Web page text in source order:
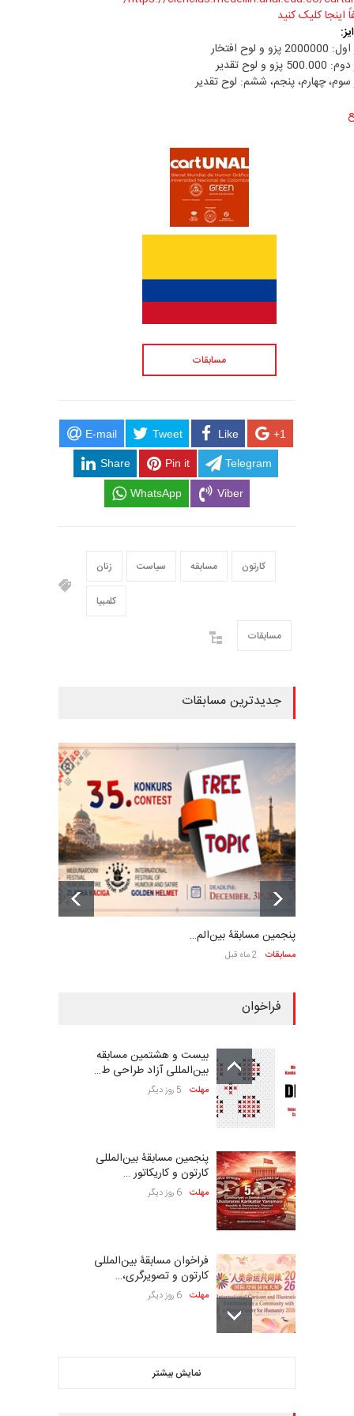
اینجا کلیک کنید
پزو و لوح افتخار
پزو و لوح تقدیر
سوم، چهارم، پنجم، ششم: لوح تقدیر
مسابقات
E-mail Tweet Like +1
Share Pin it Telegram
WhatsApp Viber
زنان سیاست مسابقه کارتون
کلمبیا
مسابقات
جدیدترین مسابقات
پنجمین مسابقۀ بین‌الم…
مسابقات 2 ماه قبل
فراخوان
بیست و هشتمین مسابقه
بین‌المللی آزاد طراحی ط…
مهلت 5 روز دیگر
پنجمین مسابقۀ بین‌المللی
کارتون و کاریکاتور …
مهلت 6 روز دیگر
فراخوان مسابقۀ بین‌المللی
کارتون و تصویرگری،…
مهلت 6 روز دیگر
بین‌المللی کارتون لهستا…
نمایش بیشتر